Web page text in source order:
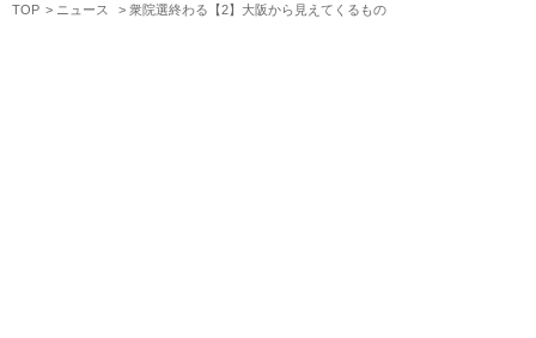
TOP ニュース 衆院選終わる【2】大阪から見えてくるもの